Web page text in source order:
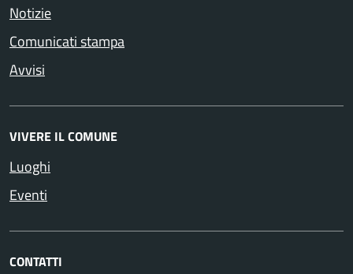
Notizie
Comunicati stampa
Avvisi
VIVERE IL COMUNE
Luoghi
Eventi
CONTATTI